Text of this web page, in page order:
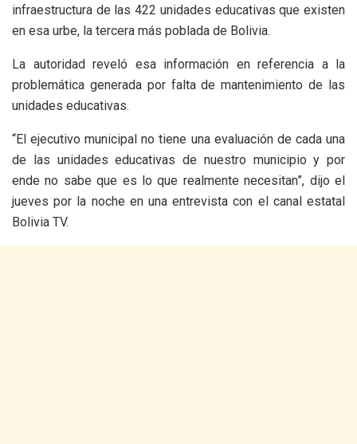
infraestructura de las 422 unidades educativas que existen
en esa urbe, la tercera más poblada de Bolivia.
La autoridad reveló esa información en referencia a la
problemática generada por falta de mantenimiento de las
unidades educativas.
“El ejecutivo municipal no tiene una evaluación de cada una
de las unidades educativas de nuestro municipio y por
ende no sabe que es lo que realmente necesitan”, dijo el
jueves por la noche en una entrevista con el canal estatal
Bolivia TV.